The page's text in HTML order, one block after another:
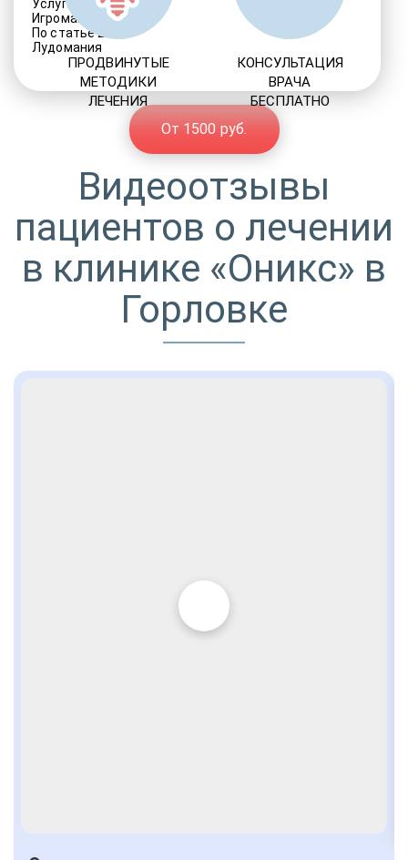
Услуги адвоката
Игромания
По статье 228
Лудомания
От 1500 руб.
ПРОДВИНУТЫЕ
МЕТОДИКИ
ЛЕЧЕНИЯ
КОНСУЛЬТАЦИЯ
ВРАЧА
БЕСПЛАТНО
Видеоотзывы
пациентов о лечении
в клинике «Оникс» в
Горловке